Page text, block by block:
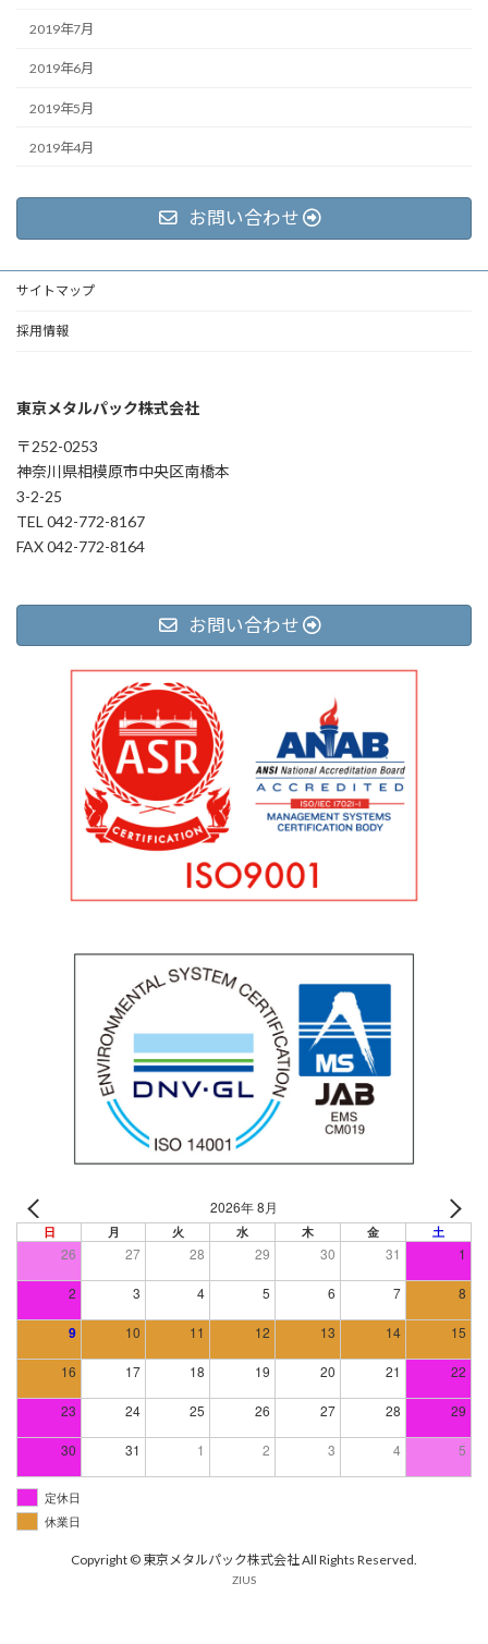
2019年7月
2019年6月
2019年5月
2019年4月
お問い合わせ
サイトマップ
採用情報
東京メタルパック株式会社
〒252-0253
神奈川県相模原市中央区南橋本
3-2-25
TEL 042-772-8167
FAX 042-772-8164
お問い合わせ
2026年 8月
日 月 火 水 木 金 土
26 27 28 29 30 31 1
2 3 4 5 6 7 8
9 10 11 12 13 14 15
16 17 18 19 20 21 22
23 24 25 26 27 28 29
30 31 1 2 3 4 5
定休日
休業日
Copyright © 東京メタルパック株式会社 All Rights Reserved.
ZIUS